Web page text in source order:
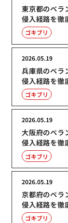
東京都のベラ
侵入経路を徹
ゴキブリ
兵庫県のベラ
侵入経路を徹
2026.05.19
ゴキブリ
大阪府のベラ
侵入経路を徹
2026.05.19
ゴキブリ
京都府のベラ
侵入経路を徹
2026.05.19
ゴキブリ